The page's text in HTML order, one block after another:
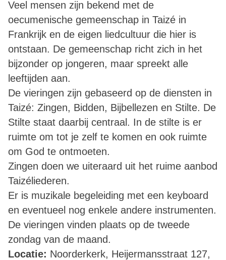
Veel mensen zijn bekend met de
oecumenische gemeenschap in Taizé in
Frankrijk en de eigen liedcultuur die hier is
ontstaan. De gemeenschap richt zich in het
bijzonder op jongeren, maar spreekt alle
leeftijden aan.
De vieringen zijn gebaseerd op de diensten in
Taizé: Zingen, Bidden, Bijbellezen en Stilte. De
Stilte staat daarbij centraal. In de stilte is er
ruimte om tot je zelf te komen en ook ruimte
om God te ontmoeten.
Zingen doen we uiteraard uit het ruime aanbod
Taizéliederen.
Er is muzikale begeleiding met een keyboard
en eventueel nog enkele andere instrumenten.
De vieringen vinden plaats op de tweede
zondag van de maand.
Locatie: Noorderkerk, Heijermansstraat 127,